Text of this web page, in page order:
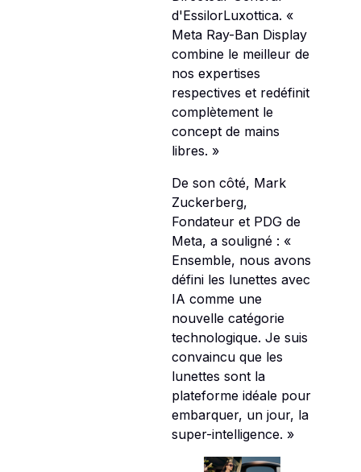
d'EssilorLuxottica. «
Meta Ray-Ban Display
combine le meilleur de
nos expertises
respectives et redéfinit
complètement le
concept de mains
libres. »
De son côté, Mark
Zuckerberg,
Fondateur et PDG de
Meta, a souligné : «
Ensemble, nous avons
défini les lunettes avec
IA comme une
nouvelle catégorie
technologique. Je suis
convaincu que les
lunettes sont la
plateforme idéale pour
embarquer, un jour, la
super-intelligence. »